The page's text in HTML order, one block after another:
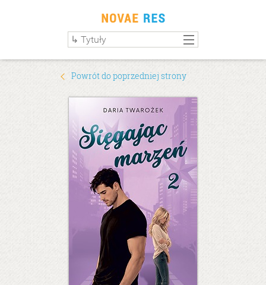
Powrót do poprzedniej strony